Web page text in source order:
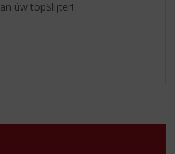
úw topSlijter!